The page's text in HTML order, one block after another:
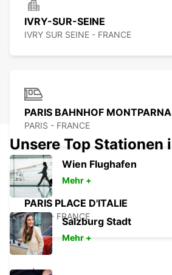
IVRY-SUR-SEINE
IVRY SUR SEINE - FRANCE
PARIS BAHNHOF
PARIS - FRANCE
PARIS PLACE D'ITALIE
PARIS - FRANCE
Unsere Top Stationen
Wien Flughafen
Mehr +
Salzburg Stadt
Mehr +